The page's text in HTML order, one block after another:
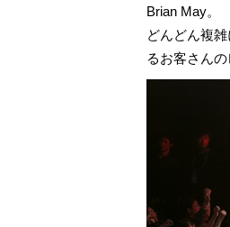
Brian May。
どんどん複
るお客さん